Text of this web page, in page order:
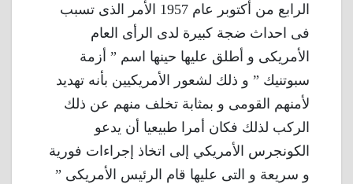
الرابع من أكتوبر عام 1957 الأمر الذى تسبب
فى احداث ضجة كبيرة لدى الرأى العام
الأمريكى و أطلق عليها حينها اسم ” أزمة
سبوتنيك ” و ذلك لشعور الأمريكيين بأنه تهديد
لأمنهم القومى و بمثابة تخلف منهم عن ذلك
الركب لذلك فكان أمرا طبيعيا أن يدعو
الكونجرس الأمريكي إلى اتخاذ إجراءات فورية
و سريعة و التى عليها قام الرئيس الأمريكى ”